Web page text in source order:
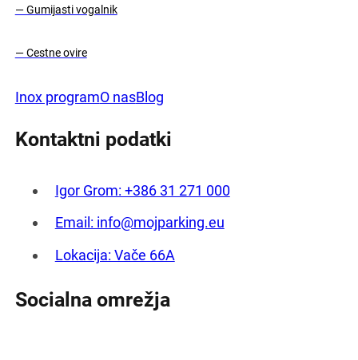
— Gumijasti vogalnik
— Cestne ovire
Inox programO nasBlog
Kontaktni podatki
Igor Grom: +386 31 271 000
Email: info@mojparking.eu
Lokacija: Vače 66A
Socialna omrežja